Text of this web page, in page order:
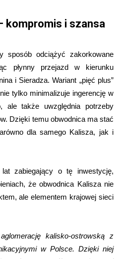
kompromis i szansa
odciążyć zakorkowane
płynny przejazd w kierunku
i Sieradza. Wariant „pięć plus”
tylko minimalizuje ingerencję w
ale także uwzględnia potrzeby
Dzięki temu obwodnica ma stać
dla samego Kalisza, jak i
zabiegający o tę inwestycję,
że obwodnica Kalisza nie
ale elementem krajowej sieci
kalisko-ostrowską z
w Polsce. Dzięki niej